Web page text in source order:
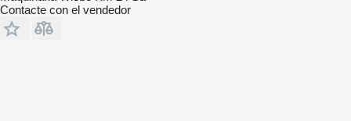
Contacte con el vendedor